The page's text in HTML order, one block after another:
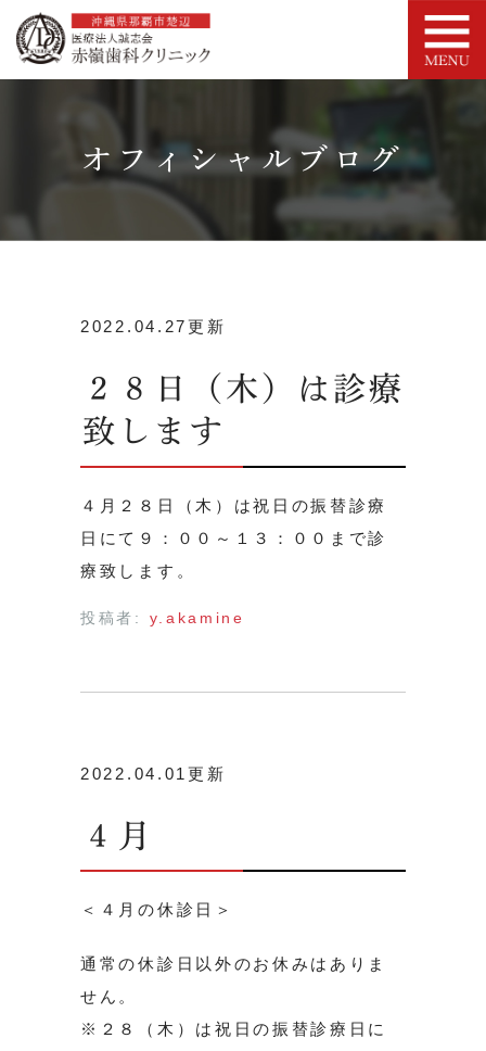
オフィシャルブログ
2022.04.27更新
２８日（木）は診療
致します
４月２８日（木）は祝日の振替診療
日にて９：００～１３：００まで診
療致します。
投稿者: y.akamine
2022.04.01更新
４月
＜４月の休診日＞
通常の休診日以外のお休みはありま
せん。
※２８（木）は祝日の振替診療日に